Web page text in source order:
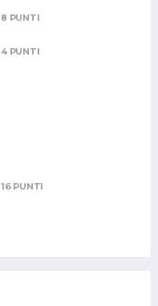
8 PUNTI
4 PUNTI
16 PUNTI